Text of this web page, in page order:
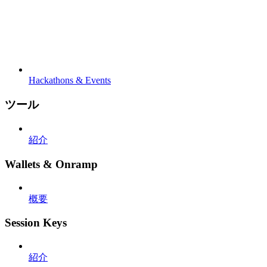
Hackathons & Events
ツール
紹介
Wallets & Onramp
概要
Session Keys
紹介